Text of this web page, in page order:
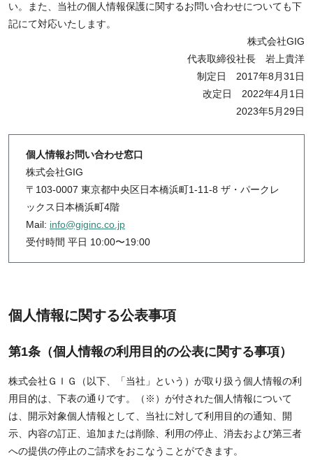
い。また、当社の個人情報保護に関するお問い合わせについても下
記にて対応いたします。
株式会社GIG
代表取締役社長 岩上貴洋
制定日 2017年8月31日
改定日 2022年4月1日
2023年5月29日
個人情報お問い合わせ窓口
株式会社GIG
〒103-0007 東京都中央区日本橋浜町1-11-8 ザ・パークレ
ックス日本橋浜町4階
Mail: info@giginc.co.jp
受付時間 平日 10:00〜19:00
個人情報に関する公表事項
第1条（個人情報の利用目的の公表に関する事項）
株式会社ＧＩＧ（以下、「当社」という）が取り扱う個人情報の利
用目的は、下表の通りです。（※）が付された個人情報について
は、開示対象個人情報として、当社に対して利用目的の通知、開
示、内容の訂正、追加または削除、利用の停止、消去および第三者
への提供の停止のご請求をおこなうことができます。